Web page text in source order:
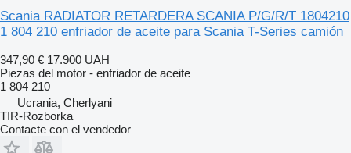
Scania RADIATOR RETARDERA SCANIA P/G/R/T 1804210
1 804 210 enfriador de aceite para Scania T-Series camión
347,90 € 17.900 UAH
Piezas del motor - enfriador de aceite
1 804 210
Ucrania, Cherlyani
TIR-Rozborka
Contacte con el vendedor